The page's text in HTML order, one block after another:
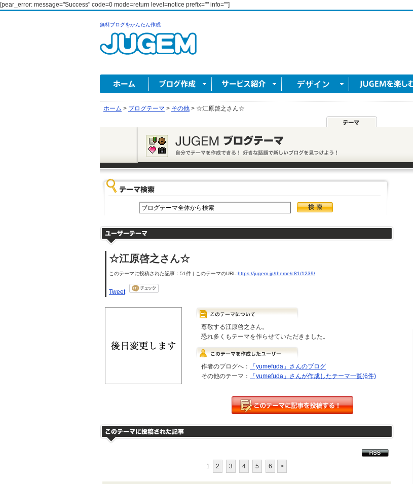
[pear_error: message="Success" code=0 mode=return level=notice prefix="" info=""]
無料ブログをかんたん作成
ホーム > ブログテーマ > その他 > ☆江原啓之さん☆
☆江原啓之さん☆
このテーマに投稿された記事：51件 | このテーマのURL:https://jugem.jp/theme/c81/1239/
Tweet
尊敬する江原啓之さん。
恐れ多くもテーマを作らせていただきました。
作者のブログへ：
「yumefuda」さんのブログ
その他のテーマ：
「yumefuda」さんが作成したテーマ一覧(6件)
1 2 3 4 5 6 >